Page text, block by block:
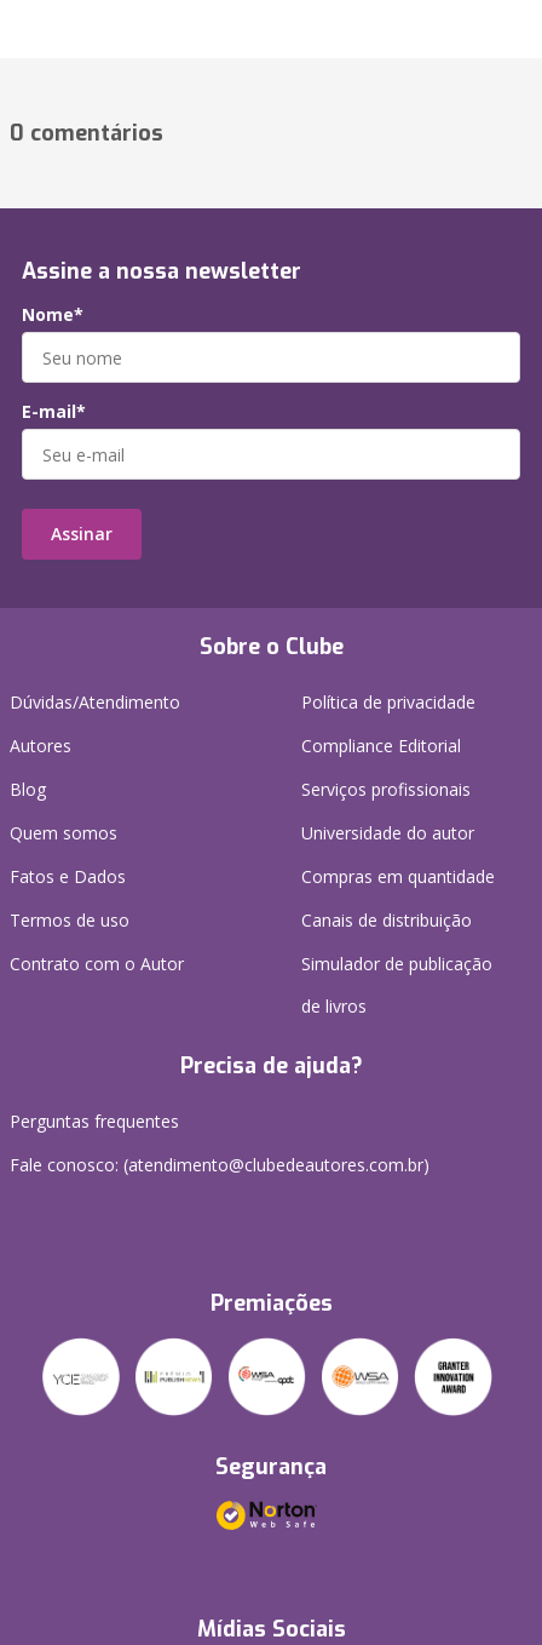
0 comentários
Sobre o Clube
Dúvidas/Atendimento
Autores
Blog
Quem somos
Fatos e Dados
Termos de uso
Contrato com o Autor
Política de privacidade
Compliance Editorial
Serviços profissionais
Universidade do autor
Compras em quantidade
Canais de distribuição
Simulador de publicação
de livros
Precisa de ajuda?
Perguntas frequentes
Fale conosco: (atendimento@clubedeautores.com.br)
Premiações
Segurança
Mídias Sociais
Assine a nossa newsletter
Nome*
E-mail*
Assinar